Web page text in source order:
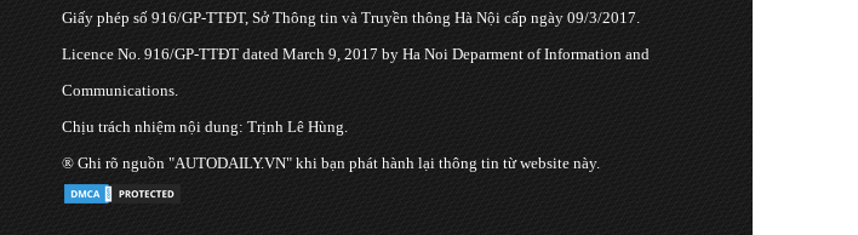
Giấy phép số 916/GP-TTĐT, Sở Thông tin và Truyền thông Hà Nội cấp ngày 09/3/2017.
Licence No. 916/GP-TTĐT dated March 9, 2017 by Ha Noi Deparment of Information and
Communications.
Chịu trách nhiệm nội dung: Trịnh Lê Hùng.
® Ghi rõ nguồn "AUTODAILY.VN" khi bạn phát hành lại thông tin từ website này.